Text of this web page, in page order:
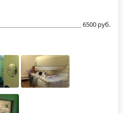
6500 руб.